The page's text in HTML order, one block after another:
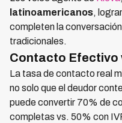
latinoamericanos,
completen la
tradicionales.
Contacto Efectivo
La tasa de contacto real
no solo que el deudor
puede convertir 70% de
completas vs. 50% con